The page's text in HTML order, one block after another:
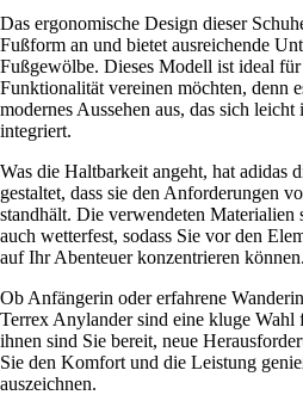
Das ergonomische Design dieser
Fußform an und bietet ausreichende
Fußgewölbe. Dieses Modell ist ideal
Funktionalität vereinen möchten, denn
modernes Aussehen aus, das sich
integriert.
Was die Haltbarkeit angeht, hat adidas
gestaltet, dass sie den Anforderungen
standhält. Die verwendeten Materialien
auch wetterfest, sodass Sie vor den
auf Ihr Abenteuer konzentrieren können.
Ob Anfängerin oder erfahrene
Terrex Anylander sind eine kluge Wahl
ihnen sind Sie bereit, neue
Sie den Komfort und die Leistung
auszeichnen.